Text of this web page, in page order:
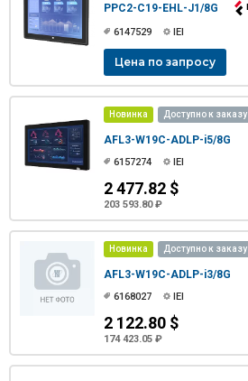
PPC2-C19-EHL-J1/8G
6147529 IEI
Цена по запросу
Новинка Доступно к заказу
AFL3-W19C-ADLP-i5/8G
6157274 IEI
2 477.82 $
203 593.80 ₽
Новинка Доступно к заказу
AFL3-W19C-ADLP-i3/8G
6168027 IEI
2 122.80 $
174 423.05 ₽